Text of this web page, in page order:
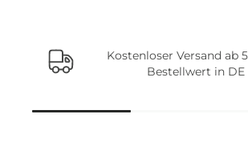
Kostenloser Versand ab
Bestellwert in DE